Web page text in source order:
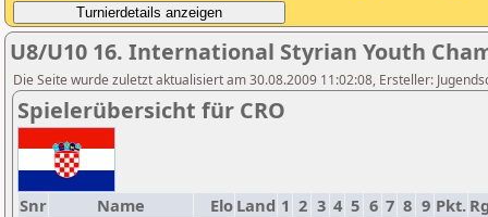
U8/U10 16. International Styrian Youth
Die Seite wurde zuletzt aktualisiert am 30.08.2009 11:02:08, Ersteller:
Spielerübersicht für CRO
Snr Name Elo Land 1 2 3 4 5 6 7 8 9 Pkt.